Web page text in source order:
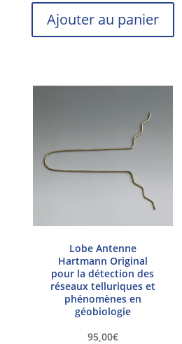
Ajouter au panier
Lobe Antenne
Hartmann Original
pour la détection des
réseaux telluriques et
phénomènes en
géobiologie
95,00€